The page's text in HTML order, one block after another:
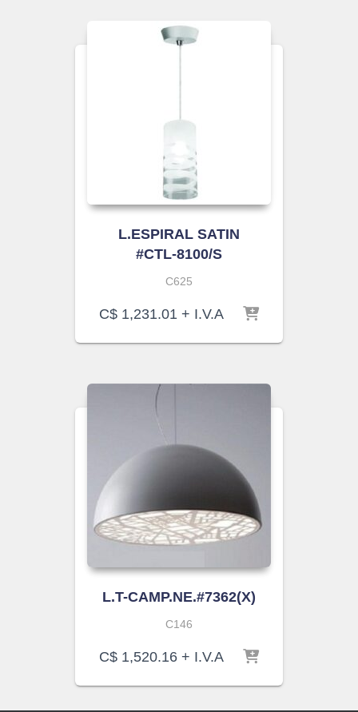
L.ESPIRAL SATIN
#CTL-8100/S
C625
C$ 1,231.01 + I.V.A
L.T-CAMP.NE.#7362(X)
C146
C$ 1,520.16 + I.V.A